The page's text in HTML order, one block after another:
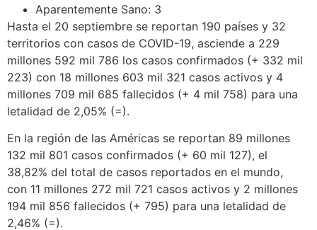
Aparentemente Sano: 3
Hasta el 20 septiembre se reportan 190 países y 32
territorios con casos de COVID-19, asciende a 229
millones 592 mil 786 los casos confirmados (+ 332 mil
223) con 18 millones 603 mil 321 casos activos y 4
millones 709 mil 685 fallecidos (+ 4 mil 758) para una
letalidad de 2,05% (=).
En la región de las Américas se reportan 89 millones
132 mil 801 casos confirmados (+ 60 mil 127), el
38,82% del total de casos reportados en el mundo,
con 11 millones 272 mil 721 casos activos y 2 millones
194 mil 856 fallecidos (+ 795) para una letalidad de
2,46% (=).